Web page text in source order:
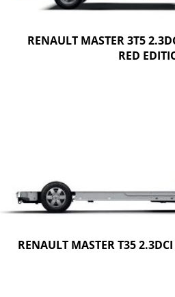
RENAULT MASTER 3T5
RED
RENAULT MASTER T35